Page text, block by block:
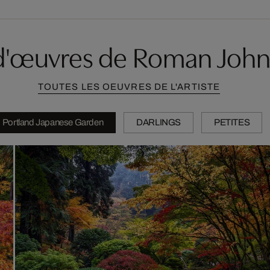
de Roman
TOUTES LES OEUVRES DE L'ARTISTE
Portland Japanese Garden DARLINGS PETITES